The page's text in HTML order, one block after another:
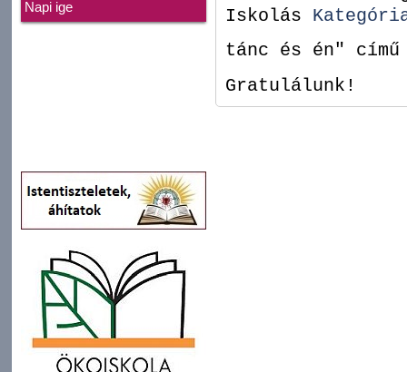
Napi ige
Iskolás
tánc és én"
Gratulálunk!